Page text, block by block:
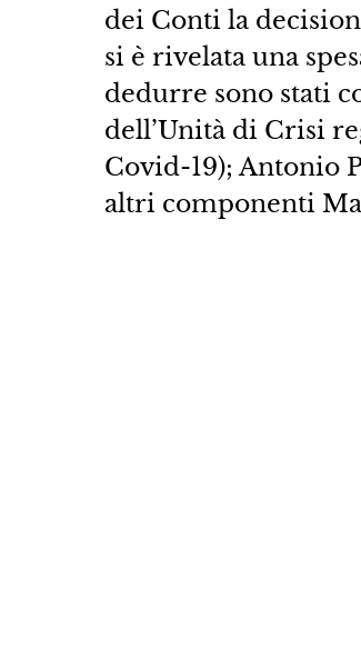
dei Conti la
si è rivelata una
dedurre sono stati
dell’Unità di Crisi
Covid-19); Antonio
altri componenti